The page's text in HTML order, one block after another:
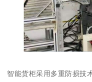
智能货柜采用多重防损技